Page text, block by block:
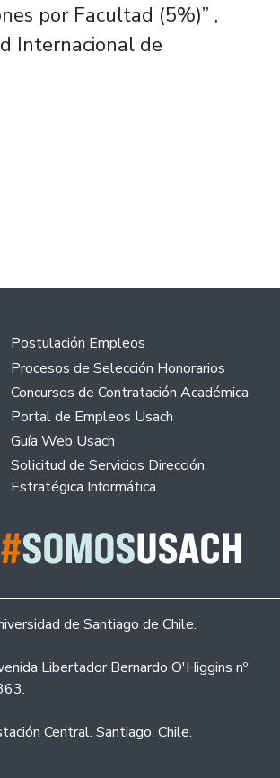
por Facultad (5%)” ,
Internacional de
Postulación Empleos
Procesos de Selección Honorarios
Concursos de Contratación Académica
Portal de Empleos Usach
Guía Web Usach
Solicitud de Servicios Dirección
Estratégica Informática
de Santiago de Chile.
Libertador Bernardo O'Higgins nº
Central. Santiago. Chile.